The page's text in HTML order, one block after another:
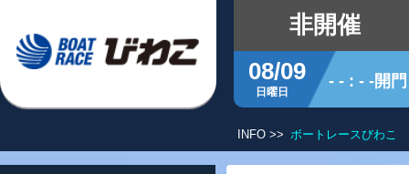
非開催
08/09
日曜日
- - : - -開門
INFO >> ボートレースびわこ